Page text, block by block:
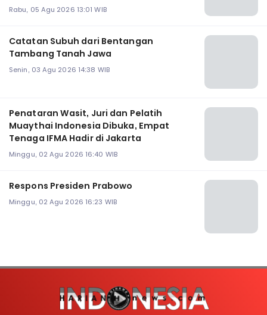
Rabu, 05 Agu 2026 13:01 WIB
Catatan Subuh dari Bentangan
Tambang Tanah Jawa
Senin, 03 Agu 2026 14:38 WIB
Penataran Wasit, Juri dan Pelatih
Muaythai Indonesia Dibuka, Empat
Tenaga IFMA Hadir di Jakarta
Minggu, 02 Agu 2026 16:40 WIB
Respons Presiden Prabowo
Minggu, 02 Agu 2026 16:23 WIB